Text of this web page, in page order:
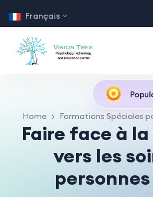
Français
Home Formations Spéciales
Faire face à
vers les